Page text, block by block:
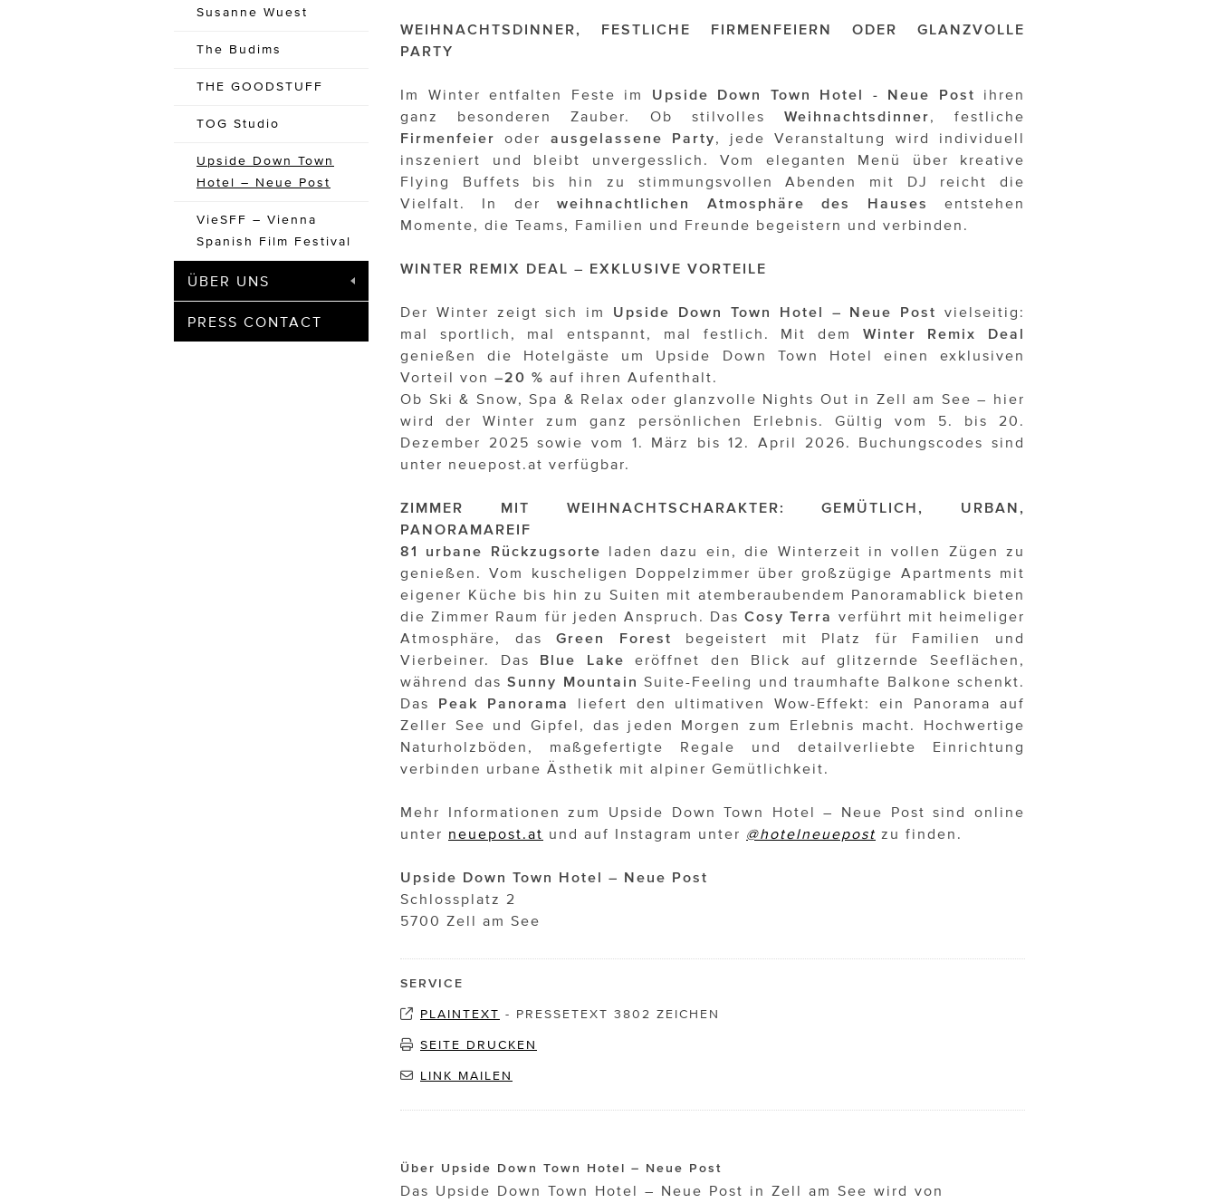
Susanne Wuest
The Budims
THE GOODSTUFF
TOG Studio
Upside Down Town
Hotel – Neue Post
VieSFF – Vienna
Spanish Film Festival
ÜBER UNS
PRESS CONTACT
WEIHNACHTSDINNER, FESTLICHE FIRMENFEIERN ODER GLANZVOLLE
PARTY
Im Winter entfalten Feste im Upside Down Town Hotel - Neue Post ihren
ganz besonderen Zauber. Ob stilvolles Weihnachtsdinner, festliche
Firmenfeier
oder ausgelassene Party, jede Veranstaltung wird individuell
inszeniert und bleibt unvergesslich. Vom eleganten Menü über kreative
Flying Buffets bis hin zu stimmungsvollen Abenden mit DJ reicht die
Vielfalt. In derweihnachtlichen Atmosphäre des Hauses
entstehen
Momente, die Teams, Familien und Freunde begeistern und verbinden.
WINTER REMIX DEAL – EXKLUSIVE VORTEILE
Der Winter zeigt sich im Upside Down Town Hotel – Neue Post
vielseitig:
mal sportlich, mal entspannt, mal festlich. Mit dem Winter Remix Deal
genießen die Hotelgäste um Upside Down Town Hotel einen exklusiven
Vorteil von –20 % auf ihren Aufenthalt.
Ob Ski & Snow, Spa & Relax oder glanzvolle Nights Out in Zell am See – hier
wird der Winter zum ganz persönlichen Erlebnis. Gültig vom 5. bis 20.
Dezember 2025 sowie vom 1. März bis 12. April 2026. Buchungscodes sind
unter neuepost.at verfügbar.
ZIMMER MIT WEIHNACHTSCHARAKTER: GEMÜTLICH, URBAN,
PANORAMAREIF
81 urbane Rückzugsorte laden dazu ein, die Winterzeit in vollen Zügen zu
genießen. Vom kuscheligen Doppelzimmer über großzügige Apartments mit
eigener Küche bis hin zu Suiten mit atemberaubendem Panoramablick bieten
die Zimmer Raum für jeden Anspruch. DasCosy Terra verführt mit heimeliger
Atmosphäre, dasGreen Forest begeistert mit Platz für Familien und
Vierbeiner. Das Blue Lake eröffnet den Blick auf glitzernde Seeflächen,
während das Sunny Mountain Suite-Feeling und traumhafte Balkone schenkt.
Das Peak Panorama
liefert den ultimativen Wow-Effekt: ein Panorama auf
Zeller See und Gipfel, das jeden Morgen zum Erlebnis macht. Hochwertige
Naturholzböden, maßgefertigte Regale und detailverliebte Einrichtung
verbinden urbane Ästhetik mit alpiner Gemütlichkeit.
Mehr Informationen zum Upside Down Town Hotel – Neue Post sind online
unter neuepost.at und auf Instagram unter @hotelneuepost zu finden.
Upside Down Town Hotel – Neue Post
Schlossplatz 2
5700 Zell am See
SERVICE
PLAINTEXT - PRESSETEXT 3802 ZEICHEN
SEITE DRUCKEN
LINK MAILEN
Über Upside Down Town Hotel – Neue Post
Das Upside Down Town Hotel – Neue Post in Zell am See wird von